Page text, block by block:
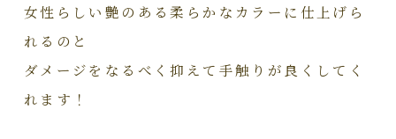
女性らしい艶のある柔らかなカラーに仕上げら
れるのと
ダメージをなるべく抑えて手触りが良くしてく
れます！